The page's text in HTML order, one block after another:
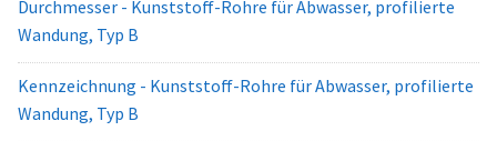
Durchmesser - Kunststoff-Rohre für Abwasser, profilierte
Wandung, Typ B
Kennzeichnung - Kunststoff-Rohre für Abwasser, profilierte
Wandung, Typ B